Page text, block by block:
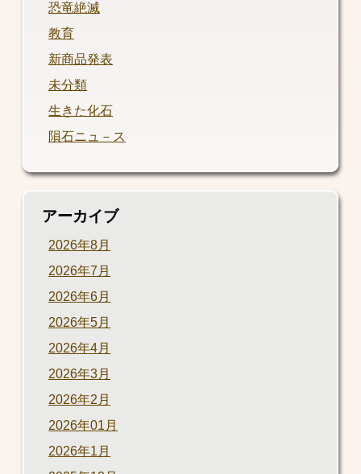
恐竜絶滅
教育
新商品発表
未分類
生きた化石
隕石ニュ－ス
アーカイブ
2026年8月
2026年7月
2026年6月
2026年5月
2026年4月
2026年3月
2026年2月
2026年01月
2026年1月